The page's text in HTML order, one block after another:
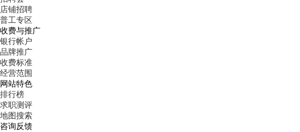
店铺招聘
普工专区
收费与推广
银行帐户
品牌推广
收费标准
经营范围
网站特色
排行榜
求职测评
地图搜索
咨询反馈